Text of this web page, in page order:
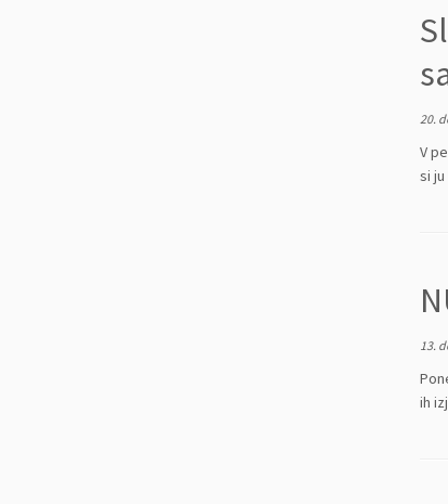
20.
V
si
13.
ih